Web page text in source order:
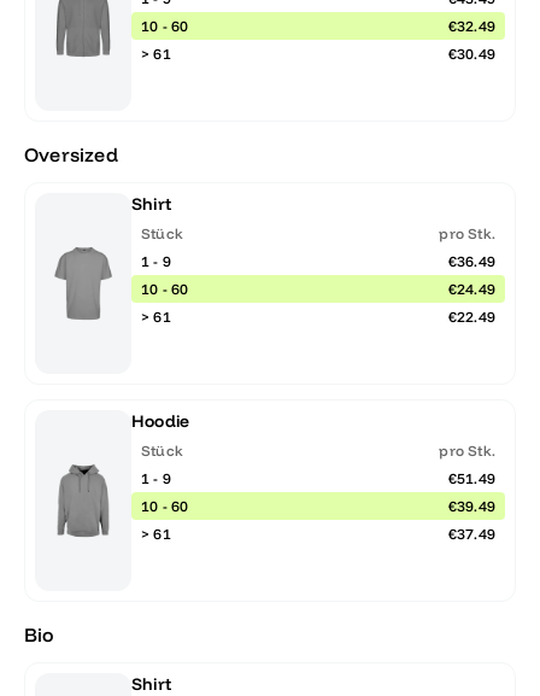
10 - 60
€32.49
> 61
€30.49
Oversized
Shirt
Stück
pro Stk.
1 - 9
€36.49
10 - 60
€24.49
> 61
€22.49
Hoodie
Stück
pro Stk.
1 - 9
€51.49
10 - 60
€39.49
> 61
€37.49
Bio
Shirt